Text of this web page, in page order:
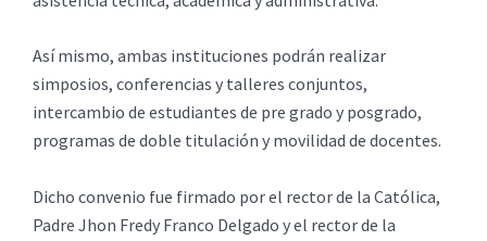
Así mismo, ambas instituciones podrán realizar
simposios, conferencias y talleres conjuntos,
intercambio de estudiantes de pre grado y posgrado,
programas de doble titulación y movilidad de docentes.
Dicho convenio fue firmado por el rector de la Católica,
Padre Jhon Fredy Franco Delgado y el rector de la